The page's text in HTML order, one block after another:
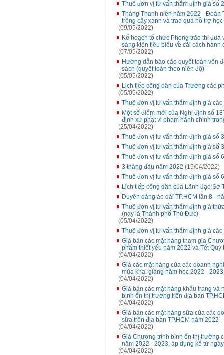
Thuê đơn vị tư vấn thẩm định giá số
Tháng Thanh niên năm 2022 - Đoàn
trồng cây xanh và trao quà hỗ trợ
(09/05/2022)
Kế hoạch tổ chức Phong trào thi
sáng kiến tiêu biểu về cải cách
(07/05/2022)
Hướng dẫn báo cáo quyết toán vốn
sách (quyết toán theo niên độ)
(05/05/2022)
Lịch tiếp công dân của Trưởng các
(05/05/2022)
Thuê đơn vị tư vấn thẩm định giá
Một số điểm mới của Nghị định số
định xử phạt vi phạm hành chính
(25/04/2022)
Thuê đơn vị tư vấn thẩm định giá số
Thuê đơn vị tư vấn thẩm định giá số
Thuê đơn vị tư vấn thẩm định giá số
3 tháng đầu năm 2022 (15/04/2022)
Thuê đơn vị tư vấn thẩm định giá số
Lịch tiếp công dân của Lãnh đạo Sở
Duyên dáng áo dài TP.HCM lần 8 -
Thuê đơn vị tư vấn thẩm định giá
(nay là Thành phố Thủ Đức)
(05/04/2022)
Thuê đơn vị tư vấn thẩm định giá
Giá bán các mặt hàng tham gia
phẩm thiết yếu năm 2022 và Tết
(04/04/2022)
Giá các mặt hàng của các doanh
mùa khai giảng năm học 2022 -
(04/04/2022)
Giá bán các mặt hàng khẩu trang
bình ổn thị trường trên địa bàn
(04/04/2022)
Giá bán các mặt hàng sữa của các
sữa trên địa bàn TP.HCM năm 2022
(04/04/2022)
Giá Chương trình bình ổn thị trường
năm 2022 - 2023, áp dụng kể từ
(04/04/2022)